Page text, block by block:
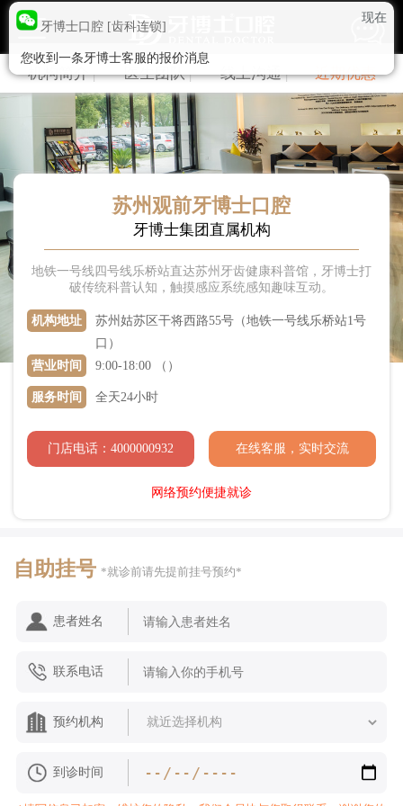
牙博士口腔连锁机构
苏州园区湖西机构 苏州园区湖东机构 苏州新区机构
苏州姑苏机构 苏州观前机构 苏州吴中机构
苏州相城机构 吴江松陵机构 吴江盛泽机构
昆山城区机构 昆山城北机构 昆山金鹰机构
常熟机构
嘉兴南湖机构 嘉兴秀洲总院 温州银泰机构
温州新城机构 温岭机构 温岭机构
南京机构
上海杨浦机构
机构简介| 医生团队| 线上沟通| 近期优惠
苏州观前牙博士口腔
牙博士集团直属机构
地铁一号线四号线乐桥站直达苏州牙齿健康科普馆，牙博士打
破传统科普认知，触摸感应系统感知趣味互动。
机构地址
苏州姑苏区干将西路55号（地铁一号线乐桥站1号
口）
营业时间
9:00-18:00 （）
服务时间 全天24小时
门店电话：4000000932 在线客服，实时交流
网络预约便捷就诊
自助挂号 *就诊前请先提前挂号预约*
患者姓名
联系电话
预约机构
到诊时间
现在
牙博士口腔 [齿科连锁]
您收到一条牙博士客服的报价消息